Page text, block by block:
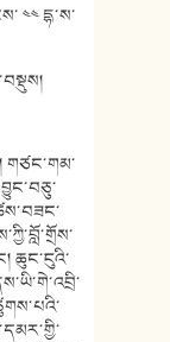
༤༤ དྷ་ས་
གཙང་གམ་
ཆུང་ངུའི་